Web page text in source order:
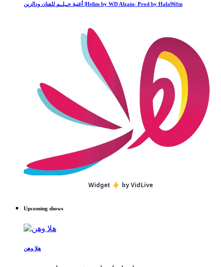
أغنية حــِلــم للفنان ودالزين |Helim by WD Alzain- Prod by Hala96fm
Widget by VidLive
Upcoming shows
هلا وهن